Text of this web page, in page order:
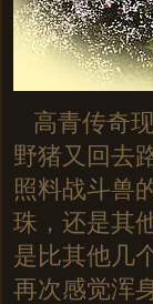
高青传奇
野猪又回去
照料战斗兽
珠，还是其
是比其他几
再次感觉浑